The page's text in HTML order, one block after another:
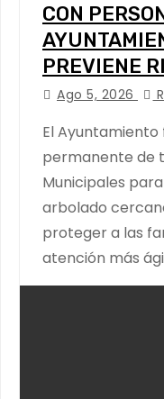
CON
PREVIENE
CABLEADO
Ago 5, 2026
El
permanente de
Municipales
arbolado
proteger a las
atención más